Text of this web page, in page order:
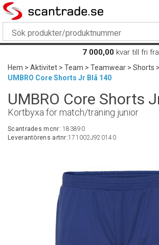
7 000,00 kvar till fri
Hem>Aktivitet>Team>Teamwear>Shorts
UMBRO Core Shorts Jr Blå 140
UMBRO Core Shorts
Kortbyxa för match/träning junior
Scantrades mcnr:183890
Leverantörens artnr:171002J920140